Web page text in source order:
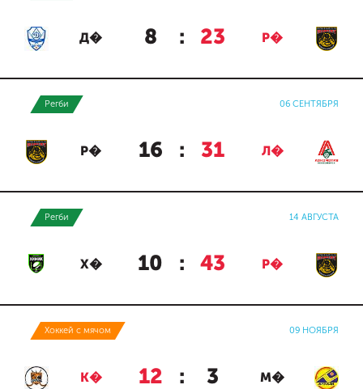
Д� 8 : 23 Р�
Регби 06 СЕНТЯБРЯ
Р� 16 : 31 Л�
Регби 14 АВГУСТА
Х� 10 : 43 Р�
Хоккей с мячом 09 НОЯБРЯ
К� 12 : 3 М�